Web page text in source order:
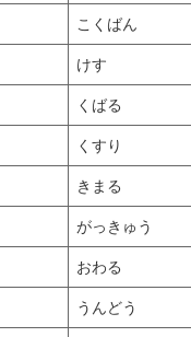
こくばん
けす
くばる
くすり
きまる
がっきゅう
おわる
うんどう